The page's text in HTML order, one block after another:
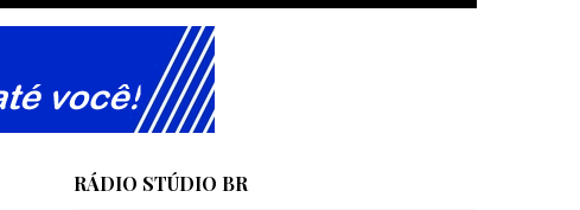
RÁDIO STÚDIO BR